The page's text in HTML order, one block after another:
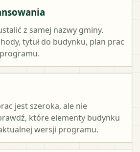
z samej nazwy gminy.
tytuł do budynku, plan prac
jest szeroka, ale nie
które elementy budynku
wersji programu.